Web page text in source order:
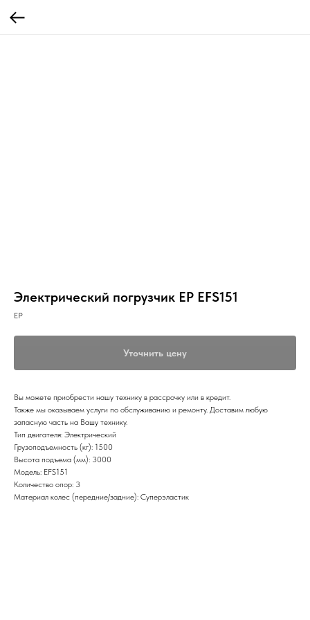
Электрический погрузчик EP EFS151
EP
Уточнить цену
Вы можете приобрести нашу технику в рассрочку или в кредит.
Также мы оказываем услуги по обслуживанию и ремонту. Доставим любую
запасную часть на Вашу технику.
Тип двигателя: Электрический
Грузоподъемность (кг): 1500
Высота подъема (мм): 3000
Модель: EFS151
Количество опор: 3
Материал колес (передние/задние): Суперэластик